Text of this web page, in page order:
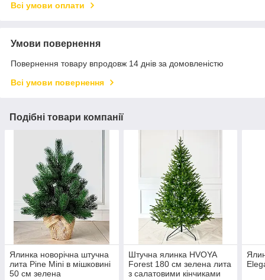
Всі умови оплати
Умови повернення
Повернення товару впродовж 14 днів за домовленістю
Всі умови повернення
Подібні товари компанії
Ялинка новорічна штучна
лита Pine Mini в мішковині
50 см зелена
Штучна ялинка HVOYA
Forest 180 см зелена лита
з салатовими кінчиками